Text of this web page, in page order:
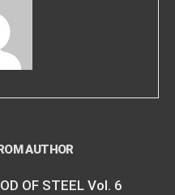
AUTHOR
OF STEEL Vol. 6